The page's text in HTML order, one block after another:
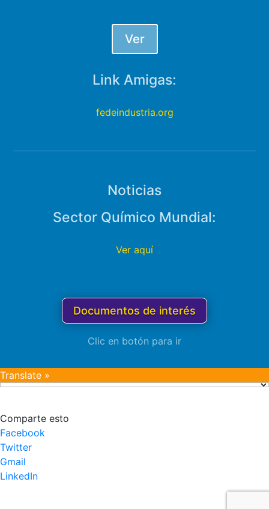
Ver
Link Amigas:
fedeindustria.org
Noticias
Sector Químico Mundial:
Ver aquí
Documentos de interés
Clic en botón para ir
Translate »
Comparte esto
Facebook
Twitter
Gmail
LinkedIn